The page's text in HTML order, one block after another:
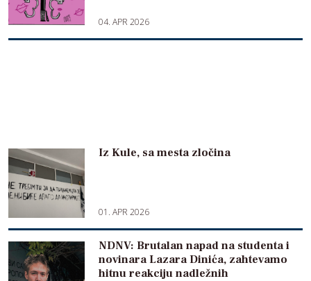
04. APR 2026
Iz Kule, sa mesta zločina
01. APR 2026
NDNV: Brutalan napad na studenta i
novinara Lazara Dinića, zahtevamo
hitnu reakciju nadležnih